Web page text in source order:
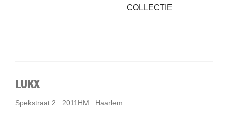
COLLECTIE
LUKX
Spekstraat 2 . 2011HM . Haarlem